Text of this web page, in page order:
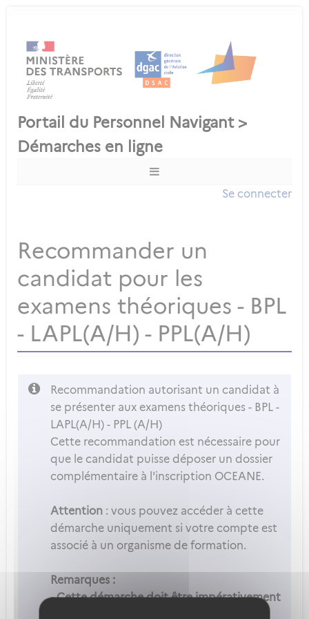
Se connecter
Recommander un
candidat pour les
examens théoriques - BPL
- LAPL(A/H) - PPL(A/H)
Recommandation autorisant un candidat à
se présenter aux examens théoriques - BPL -
LAPL(A/H) - PPL (A/H)
Cette recommandation est nécessaire pour
que le candidat puisse déposer un dossier
complémentaire à l'inscription OCEANE.
Attention : vous pouvez accéder à cette
démarche uniquement si votre compte est
associé à un organisme de formation.
Remarques :
- Cette démarche doit être impérativement